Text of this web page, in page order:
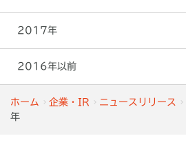
2017年
2016年以前
ホーム 企業・IR ニュースリリース
年